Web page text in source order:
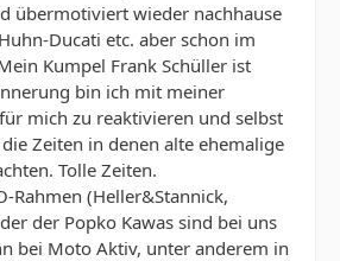
übermotiviert wieder nachhause
Ducati etc. aber schon im
Kumpel Frank Schüller ist
bin ich mit meiner
mich zu reaktivieren und selbst
Zeiten in denen alte ehemalige
Tolle Zeiten.
Rahmen (Heller&Stannick,
der Popko Kawas sind bei uns
bei Moto Aktiv, unter anderem in